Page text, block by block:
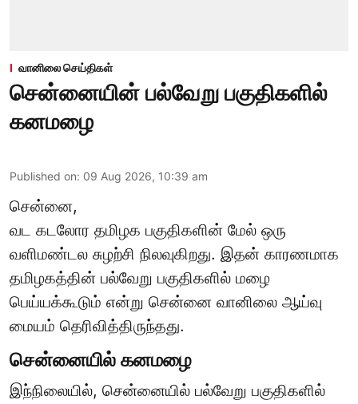
வானிலை செய்திகள்
சென்னையின் பல்வேறு பகுதிகளில்
கனமழை
Published on: 09 Aug 2026, 10:39 am
சென்னை,
வட கடலோர தமிழக பகுதிகளின் மேல் ஒரு
வளிமண்டல சுழற்சி நிலவுகிறது. இதன் காரணமாக
தமிழகத்தின் பல்வேறு பகுதிகளில் மழை
பெய்யக்கூடும் என்று சென்னை வானிலை ஆய்வு
மையம் தெரிவித்திருந்தது.
சென்னையில் கனமழை
இந்நிலையில், சென்னையில் பல்வேறு பகுதிகளில்